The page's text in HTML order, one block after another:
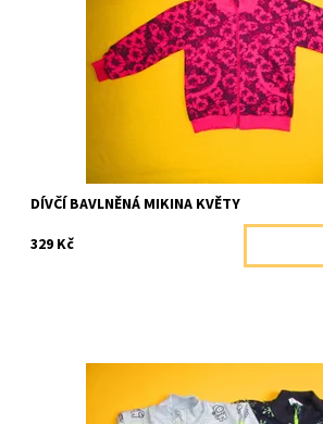
Skladem 1 ks
Arex, ČR
DÍVČÍ BAVLNĚNÁ MIKINA KVĚTY
329 Kč
Příjemná celopropínací bavlněné mikinka se